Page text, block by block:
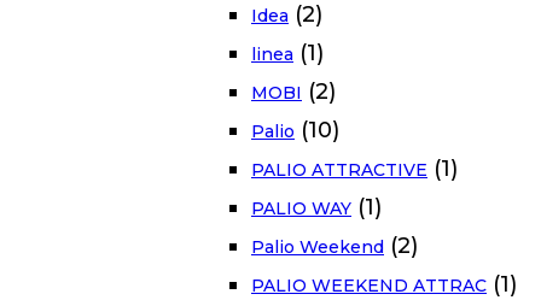
Idea (2)
linea (1)
MOBI (2)
Palio (10)
PALIO ATTRACTIVE (1)
PALIO WAY (1)
Palio Weekend (2)
PALIO WEEKEND ATTRAC (1)